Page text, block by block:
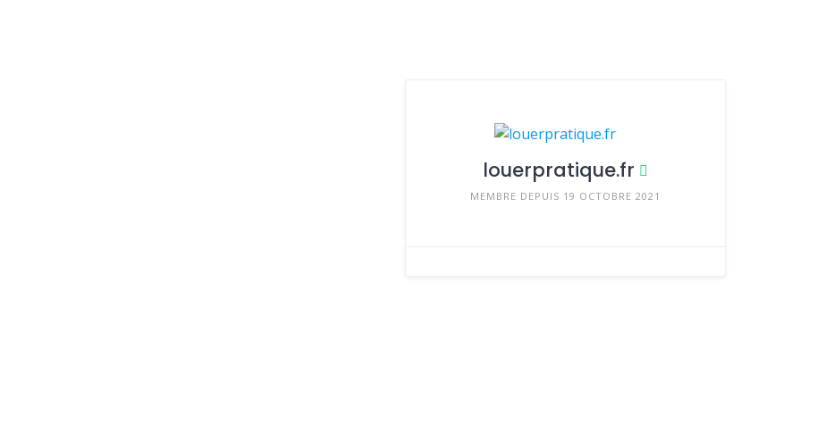
louerpratique.fr
MEMBRE DEPUIS 19 OCTOBRE 2021